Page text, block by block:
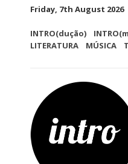
Friday, 7th August 2026
INTRO(dução)
LITERATURA
MÚSICA